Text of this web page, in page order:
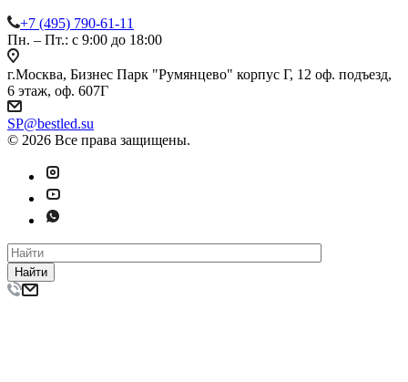
+7 (495) 790-61-11
Пн. – Пт.: с 9:00 до 18:00
г.Москва, Бизнес Парк "Румянцево" корпус Г, 12 оф. подъезд,
6 этаж, оф. 607Г
SP@bestled.su
© 2026 Все права защищены.
Найти